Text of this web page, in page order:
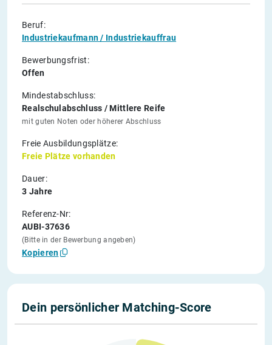
Beruf:
Industriekaufmann / Industriekauffrau
Bewerbungsfrist:
Offen
Mindestabschluss:
Realschulabschluss / Mittlere Reife
mit guten Noten oder höherer Abschluss
Freie Ausbildungsplätze:
Freie Plätze vorhanden
Dauer:
3 Jahre
Referenz-Nr:
AUBI-37636
(Bitte in der Bewerbung angeben)
Kopieren
Dein persönlicher Matching-Score